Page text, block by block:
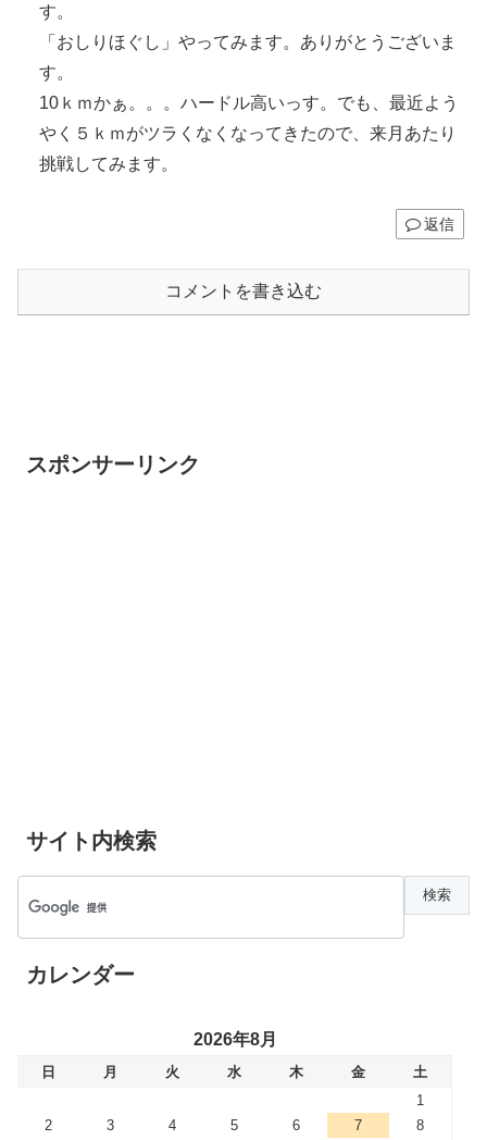
す。
「おしりほぐし」やってみます。ありがとうございま
す。
10ｋｍかぁ。。。ハードル高いっす。でも、最近よう
やく５ｋｍがツラくなくなってきたので、来月あたり
挑戦してみます。
返信
コメントを書き込む
スポンサーリンク
サイト内検索
カレンダー
2026年8月
日 月 火 水 木 金
土
1
2
3 4 5 6 7
8